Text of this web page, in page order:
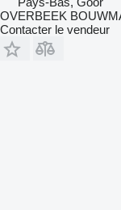
OVERBEEK
Contacter le vendeur